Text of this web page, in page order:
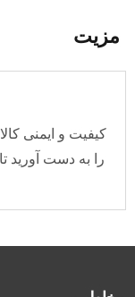
مزیت
کیفیت و ایمنی
را به دست آورید